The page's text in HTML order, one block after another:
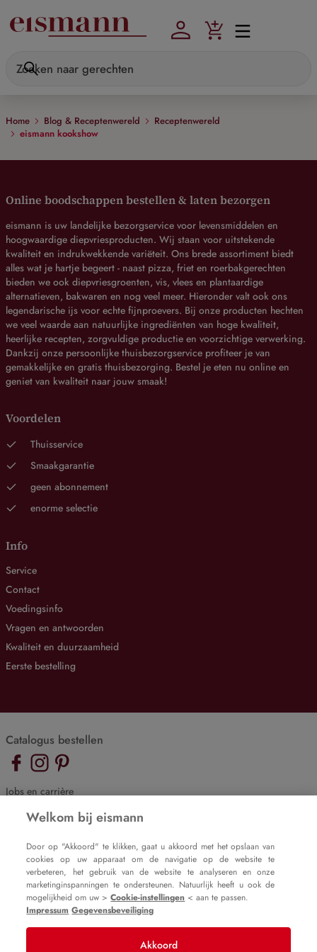
Home Blog & Receptenwereld
Receptenwereld
eismann kookshow
Online boodschappen bestellen & laten bezorgen
eismann is uw landelijke bezorgservice voor levensmiddelen en
hoogwaardige diepvriesproducten. Wij staan voor uitstekende
kwaliteit en indrukwekkende variëteit. Ons brede assortiment biedt
alles wat je hartje begeert - naast pizza, friet en roerbakgerechten
bieden we ook diepvriesgroenten, vis, vlees en plantaardige
alternatieven, bakwaren en nog veel meer. Hieronder valt ook ons
legendarische ijs voor echte fijnproevers. Bij onze producten hechten
we veel waarde aan natuurlijke ingrediënten van hoge kwaliteit,
heerlijke recepten, zorgvuldige productie en voorzichtige verwerking.
Dankzij onze persoonlijke thuisbezorgservice profiteer je van
gemakkelijke en gratis thuisbezorging. Bestel je eten nu online en
geniet van kwaliteit naar jouw smaak!
Voordelen
Thuisservice
Smaakgarantie
geen abonnement
enorme selectie
Info
Service
Contact
Voedingsinfo
Vragen en antwoorden
Kwaliteit en duurzaamheid
Eerste bestelling
Catalogus bestellen
Jobs en carrière
De eismann blog
Cookie-instellingen
Impressum
Gegevensbeveiliging
Welkom bij eismann
Door op "Akkoord" te klikken, gaat u akkoord met het opslaan van
cookies op uw apparaat om de navigatie op de website te
verbeteren, het gebruik van de website te analyseren en onze
marketinginspanningen te ondersteunen. Natuurlijk heeft u ook de
mogelijkheid om uw >Cookie-instellingen < aan te passen.
Impressum Gegevensbeveiliging
Akkoord